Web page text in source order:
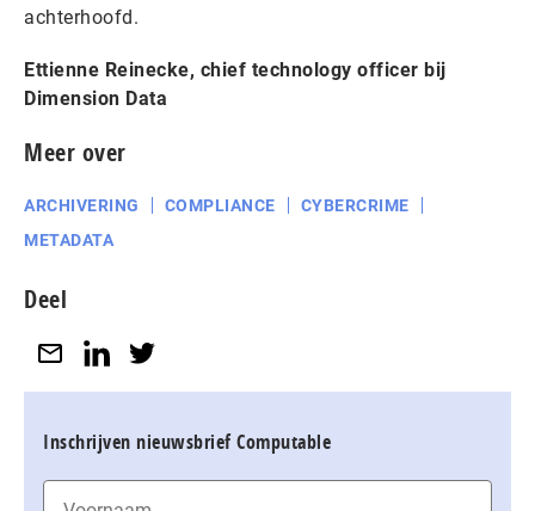
achterhoofd.
Ettienne Reinecke, chief technology officer bij
Dimension Data
Meer over
ARCHIVERING COMPLIANCE
CYBERCRIME
METADATA
Deel
Inschrijven nieuwsbrief Computable